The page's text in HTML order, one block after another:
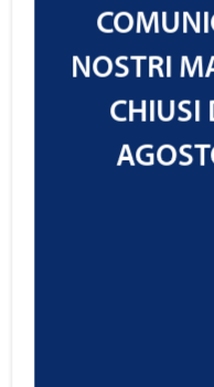
NOSTRI
CHIUSI